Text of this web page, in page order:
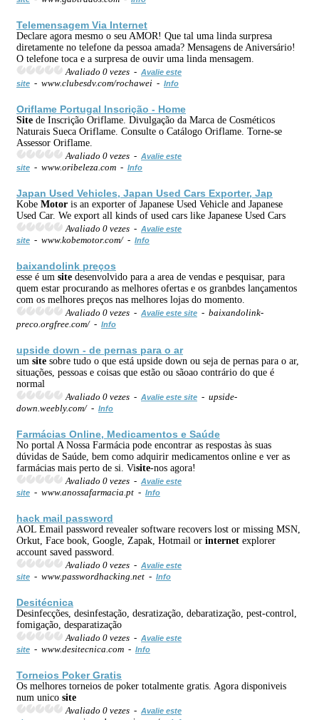
Telemensagem Via Internet
Declare agora mesmo o seu AMOR! Que tal uma linda surpresa
diretamente no telefone da pessoa amada? Mensagens de Aniversário!
O telefone toca e a surpresa de ouvir uma linda mensagem.
Avaliado 0 vezes - Avalie este
site - www.clubesdv.com/rochawei - Info
Oriflame Portugal Inscrição - Home
Site de Inscrição Oriflame. Divulgação da Marca de Cosméticos
Naturais Sueca Oriflame. Consulte o Catálogo Oriflame. Torne-se
Assessor Oriflame.
Avaliado 0 vezes - Avalie este
site - www.oribeleza.com - Info
Japan Used Vehicles, Japan Used Cars Exporter, Jap
Kobe Motor is an exporter of Japanese Used Vehicle and Japanese
Used Car. We export all kinds of used cars like Japanese Used Cars
Avaliado 0 vezes - Avalie este
site - www.kobemotor.com/ - Info
baixandolink preços
esse é um site desenvolvido para a area de vendas e pesquisar, para
quem estar procurando as melhores ofertas e os granbdes lançamentos
com os melhores preços nas melhores lojas do momento.
Avaliado 0 vezes - Avalie este site - baixandolink-
preco.orgfree.com/ - Info
upside down - de pernas para o ar
um site sobre tudo o que está upside down ou seja de pernas para o ar,
situações, pessoas e coisas que estão ou sãoao contrário do que é
normal
Avaliado 0 vezes - Avalie este site - upside-
down.weebly.com/ - Info
Farmácias Online, Medicamentos e Saúde
No portal A Nossa Farmácia pode encontrar as respostas às suas
dúvidas de Saúde, bem como adquirir medicamentos online e ver as
farmácias mais perto de si. Visite-nos agora!
Avaliado 0 vezes - Avalie este
site - www.anossafarmacia.pt - Info
hack mail password
AOL Email password revealer software recovers lost or missing MSN,
Orkut, Face book, Google, Zapak, Hotmail or internet explorer
account saved password.
Avaliado 0 vezes - Avalie este
site - www.passwordhacking.net - Info
Desitécnica
Desinfecções, desinfestação, desratização, debaratização, pest-control,
fomigação, desparatização
Avaliado 0 vezes - Avalie este
site - www.desitecnica.com - Info
Torneios Poker Gratis
Os melhores torneios de poker totalmente gratis. Agora disponiveis
num unico site
Avaliado 0 vezes - Avalie este